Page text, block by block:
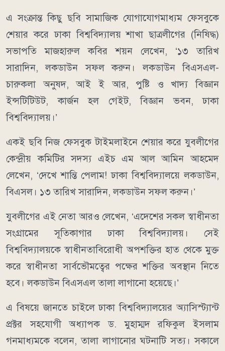
এ সংক্রান্ত কিছু ছবি সামাজিক যোগাযোগমাধ্যম ফেসবুকে
শেয়ার করে ঢাকা বিশ্ববিদ্যালয় শাখা ছাত্রলীগের (নিষিদ্ধ)
সভাপতি মাজহারুল কবির শয়ন লেখেন, ‘১৩ তারিখ
সারাদিন, লকডাউন সফল করুন। লকডাউন বিএসএল-
চারুকলা অনুষদ, আই ই আর, পুষ্টি ও খাদ্য বিজ্ঞান
ইন্সটিটিউট, কার্জন হল গেইট, বিজ্ঞান ভবন, ঢাকা
বিশ্ববিদ্যালয়।’
একই ছবি নিজ ফেসবুক টাইমলাইনে শেয়ার করে যুবলীগের
কেন্দ্রীয় কমিটির সদস্য এইচ এম আল আমিন আহমেদ
লেখেন, ‘দেখে শান্তি পেলাম! ঢাকা বিশ্ববিদ্যালয়ে লকডাউন,
বিএসল। ১৩ তারিখ সারাদিন, লকডাউন সফল করুন।’
যুবলীগের এই নেতা আরও লেখেন, ‘এদেশের সকল স্বাধীনতা
সংগ্রামের সূতিকাগার ঢাকা বিশ্ববিদ্যালয়। সেই
বিশ্ববিদ্যালয়কে স্বাধীনতাবিরোধী অপশক্তির হাত থেকে মুক্ত
করে স্বাধীনতা সার্বভৌমত্বের পক্ষের শক্তির অবস্থান নিতে
হবে। লকডাউন বিএসএল তালা লাগানো হয়েছে।’
এ বিষয়ে জানতে চাইলে ঢাকা বিশ্ববিদ্যালয়ের অ্যাসিস্ট্যান্ট
প্রক্টর সহযোগী অধ্যাপক ড. মুহাম্মদ রফিকুল ইসলাম
গনমাধ্যমকে বলেন, তালা লাগানোর ঘটনাটি সত্য। সকালে